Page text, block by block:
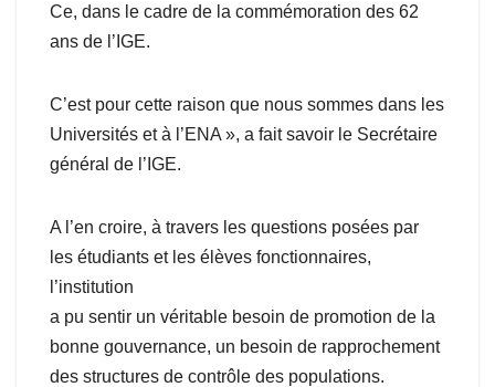
Ce, dans le cadre de la commémoration des 62
ans de l’IGE.
C’est pour cette raison que nous sommes dans les
Universités et à l’ENA », a fait savoir le Secrétaire
général de l’IGE.
A l’en croire, à travers les questions posées par
les étudiants et les élèves fonctionnaires,
l’institution
a pu sentir un véritable besoin de promotion de la
bonne gouvernance, un besoin de rapprochement
des structures de contrôle des populations.